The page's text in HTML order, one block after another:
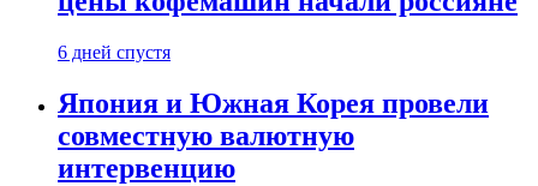
6 дней спустя
Япония и Южная Корея провели
совместную валютную
интервенцию